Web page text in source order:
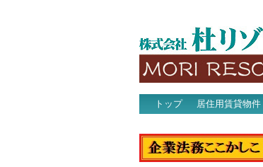
トップ 居住用賃貸物件